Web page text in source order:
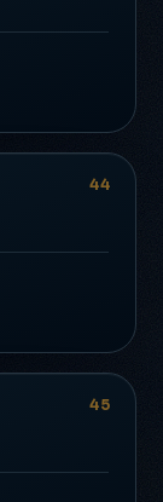
44
45